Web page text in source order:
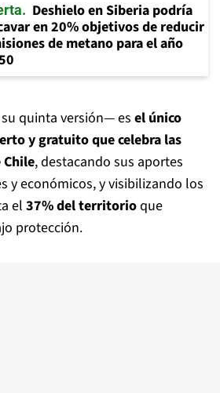
Deshielo en Siberia podría
en 20% objetivos de reducir
de metano para el año
quinta versión— es el único
y gratuito que celebra las
, destacando sus aportes
y económicos, y visibilizando los
el 37% del territorioque
protección.